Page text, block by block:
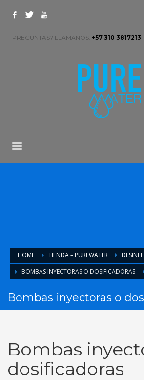
PREGUNTAS? LLAMANOS: +57 310 3817213
HOME TIENDA – PUREWATER
BOMBAS INYECTORAS O DOSIFICADORAS
Bombas inyectoras o
Bombas
dosificadoras